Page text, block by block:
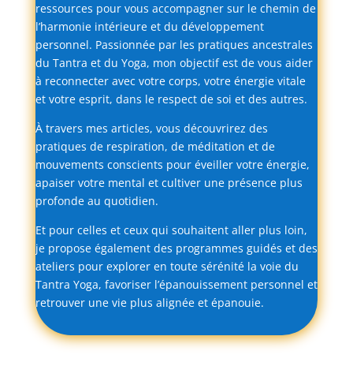
ressources pour vous accompagner sur le chemin de
l’harmonie intérieure et du développement
personnel. Passionnée par les pratiques ancestrales
du Tantra et du Yoga, mon objectifest de vous aider
à reconnecter avec votre corps, votre énergie vitale
et votre esprit, dans le respect de soi et des autres.
À travers mes articles, vous découvrirez des
pratiques de respiration, de méditation et de
mouvements conscients pour éveiller votre énergie,
apaiser votre mental et cultiver une présence plus
profonde au quotidien.
Et pour celles et ceux qui souhaitent aller plus loin,
je propose également des programmes guidés et des
ateliers pour explorer en toute sérénité la voie du
Tantra Yoga, favoriser l’épanouissement personnel et
retrouver une vie plus alignée et épanouie.